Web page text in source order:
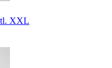
XXL